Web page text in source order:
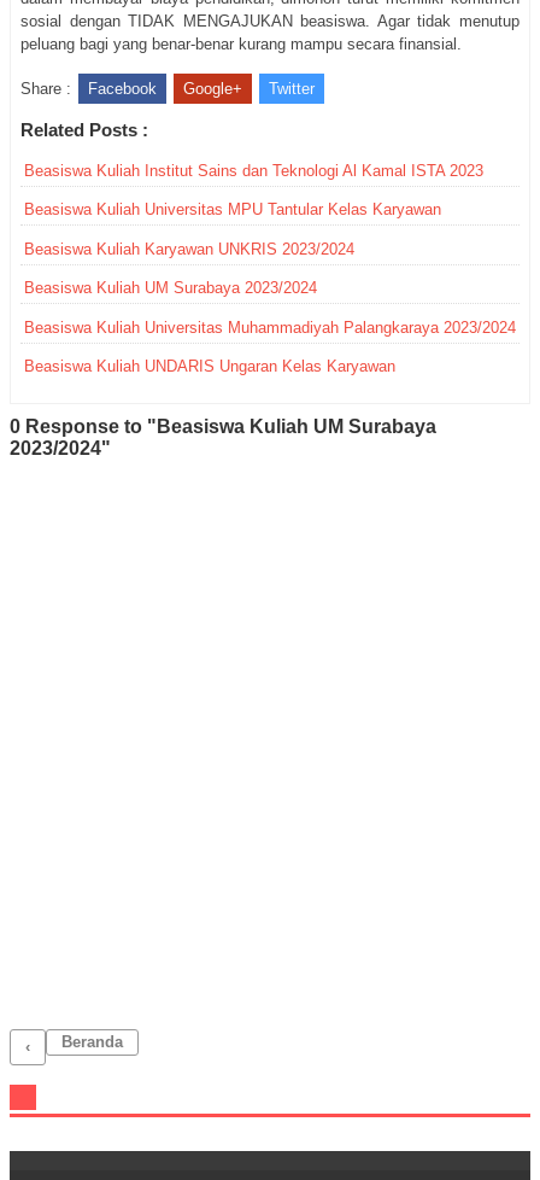
sosial dengan TIDAK MENGAJUKAN beasiswa. Agar tidak menutup
peluang bagi yang benar-benar kurang mampu secara finansial.
Share : Facebook Google+ Twitter
Related Posts :
Beasiswa Kuliah Institut Sains dan Teknologi Al Kamal ISTA 2023
Beasiswa Kuliah Universitas MPU Tantular Kelas Karyawan
Beasiswa Kuliah Karyawan UNKRIS 2023/2024
Beasiswa Kuliah UM Surabaya 2023/2024
Beasiswa Kuliah Universitas Muhammadiyah Palangkaraya 2023/2024
Beasiswa Kuliah UNDARIS Ungaran Kelas Karyawan
0 Response to "Beasiswa Kuliah UM Surabaya
2023/2024"
‹ Beranda